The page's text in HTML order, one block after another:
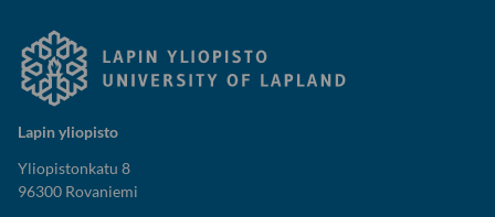
Lapin yliopisto
Yliopistonkatu 8
96300 Rovaniemi